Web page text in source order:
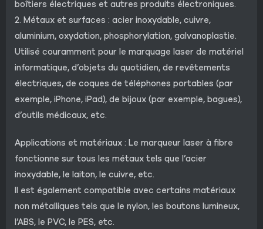
boîtiers électriques et autres produits électroniques.
2. Métaux et surfaces : acier inoxydable, cuivre,
aluminium, oxydation, phosphorylation, galvanoplastie.
Utilisé couramment pour le marquage laser de matériel
informatique, d’objets du quotidien, de revêtements
électriques, de coques de téléphones portables (par
exemple, iPhone, iPad), de bijoux (par exemple, bagues),
d’outils médicaux, etc.
Applications et matériaux : Le marqueur laser à fibre
fonctionne sur tous les métaux tels que l’acier
inoxydable, le laiton, le cuivre, etc.
Il est également compatible avec certains matériaux
non métalliques tels que le nylon, les boutons lumineux,
l’ABS, le PVC, le PES, etc.